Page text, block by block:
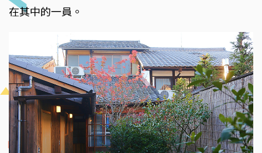
在其中的一員。